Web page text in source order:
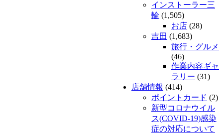
インストーラー三
輪 (1,505)
お店 (28)
吉田 (1,683)
旅行・グルメ
(46)
作業内容ギャ
ラリー (31)
店舗情報 (414)
ポイントカード (2)
新型コロナウイル
ス(COVID-19)感染
症の対応について